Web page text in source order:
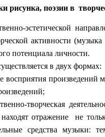
рисунка, поэзии в
эстетической
активности
потенциала личности.
в двух формах:
восприятия произведений
творческая
отражение не
средства музыки: